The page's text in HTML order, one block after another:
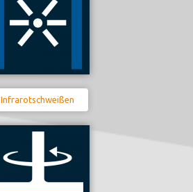
Infrarotschweißen